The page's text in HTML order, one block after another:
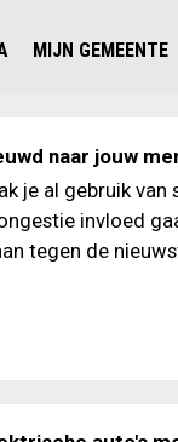
LADEN
MIJN GEMEENTE
VVE
naar jouw
je al gebruik van
invloed
tegen de